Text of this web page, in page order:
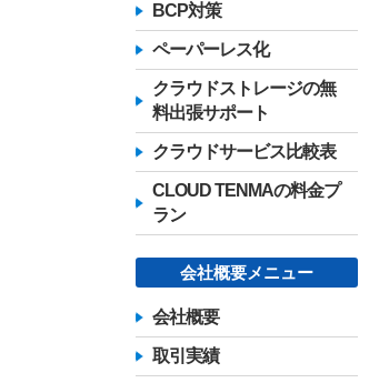
BCP対策
ペーパーレス化
クラウドストレージの無
料出張サポート
クラウドサービス比較表
CLOUD TENMAの料金プ
ラン
会社概要メニュー
会社概要
取引実績